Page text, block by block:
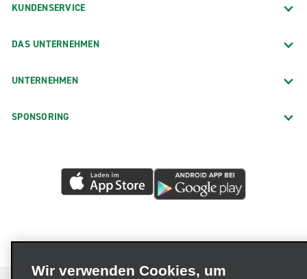
KUNDENSERVICE
DAS UNTERNEHMEN
UNTERNEHMEN
SPONSORING
Wir verwenden Cookies, um